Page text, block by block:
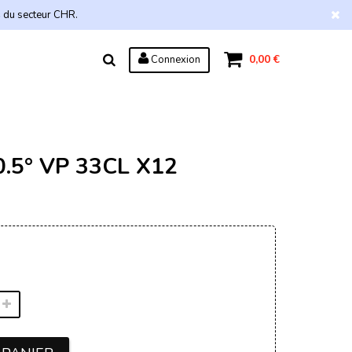
secteur CHR.
0,00 €
Connexion
VP 33CL X12